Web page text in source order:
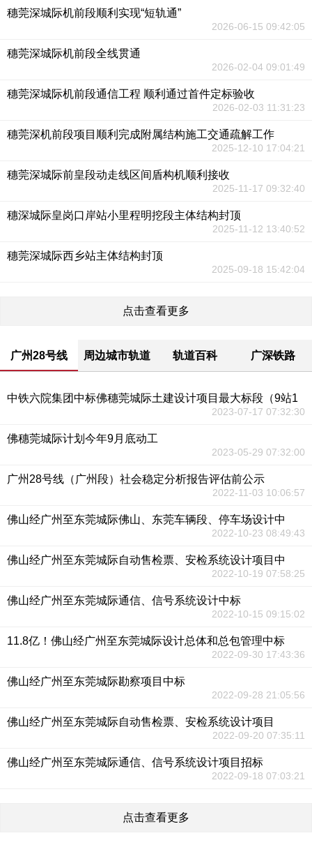
穗莞深城际机前段顺利实现“短轨通”
2026-06-15 09:42:05
穗莞深城际机前段全线贯通
2026-02-04 09:01:49
穗莞深城际机前段通信工程 顺利通过首件定标验收
2026-02-03 11:31:23
穗莞深机前段项目顺利完成附属结构施工交通疏解工作
2025-12-10 17:04:21
穗莞深城际前皇段动走线区间盾构机顺利接收
2025-11-17 09:32:40
穗深城际皇岗口岸站小里程明挖段主体结构封顶
2025-11-12 13:40:52
穗莞深城际西乡站主体结构封顶
2025-09-18 15:42:04
点击查看更多
广州28号线 周边城市轨道 轨道百科 广深铁路
中铁六院集团中标佛穗莞城际土建设计项目最大标段（9站1
2023-07-17 07:32:30
佛穗莞城际计划今年9月底动工
2023-05-29 07:32:00
广州28号线（广州段）社会稳定分析报告评估前公示
2022-11-03 10:06:57
佛山经广州至东莞城际佛山、东莞车辆段、停车场设计中
2022-10-23 08:49:43
佛山经广州至东莞城际自动售检票、安检系统设计项目中
2022-10-19 07:58:25
佛山经广州至东莞城际通信、信号系统设计中标
2022-10-15 09:15:02
11.8亿！佛山经广州至东莞城际设计总体和总包管理中标
2022-09-30 17:43:36
佛山经广州至东莞城际勘察项目中标
2022-09-28 21:05:56
佛山经广州至东莞城际自动售检票、安检系统设计项目
2022-09-20 07:35:11
佛山经广州至东莞城际通信、信号系统设计项目招标
2022-09-18 07:03:21
点击查看更多